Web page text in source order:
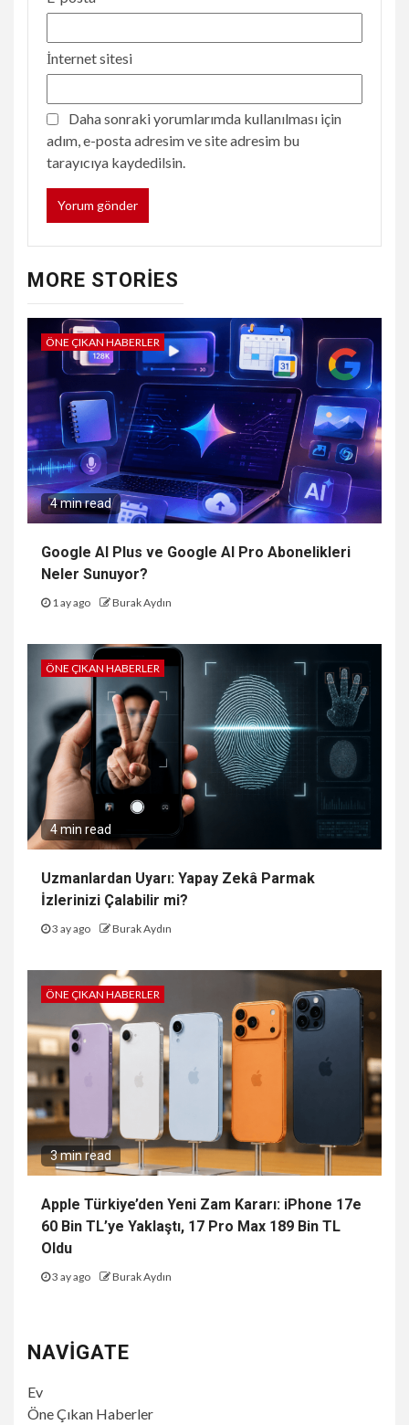
İnternet sitesi
Daha sonraki yorumlarımda kullanılması için
adım, e-posta adresim ve site adresim bu
tarayıcıya kaydedilsin.
MORE STORIES
ÖNE ÇIKAN HABERLER
4 min read
Google AI Plus ve Google AI Pro Abonelikleri
Neler Sunuyor?
1 ay ago Burak Aydın
ÖNE ÇIKAN HABERLER
4 min read
Uzmanlardan Uyarı: Yapay Zekâ Parmak
İzlerinizi Çalabilir mi?
3 ay ago Burak Aydın
ÖNE ÇIKAN HABERLER
3 min read
Apple Türkiye’den Yeni Zam Kararı: iPhone 17e
60 Bin TL’ye Yaklaştı, 17 Pro Max 189 Bin TL
Oldu
3 ay ago Burak Aydın
NAVIGATE
Ev
Öne Çıkan Haberler